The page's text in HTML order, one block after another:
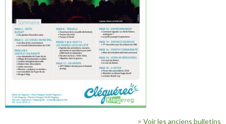
> Voir les anciens bulletins